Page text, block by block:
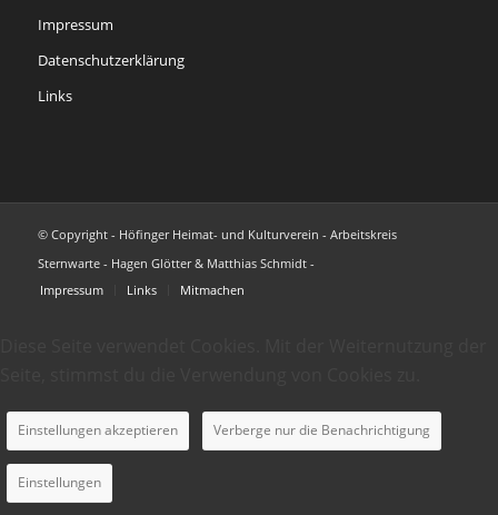
Impressum
Datenschutzerklärung
Links
© Copyright - Höfinger Heimat- und Kulturverein - Arbeitskreis
Sternwarte - Hagen Glötter & Matthias Schmidt -
Impressum
Links Mitmachen
Einstellungen akzeptieren Verberge nur die Benachrichtigung
Einstellungen